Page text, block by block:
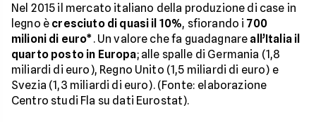
Nel 2015 il mercato italiano della produzione di case in
legno è cresciuto di quasi il 10%, sfiorando i 700
milioni di euro* . Un valore che fa guadagnare all’Italia il
quarto posto in Europa; alle spalle di Germania (1,8
miliardi di euro), Regno Unito (1,5 miliardi di euro) e
Svezia (1,3 miliardi di euro). (Fonte: elaborazione
Centro studi Fla su dati Eurostat).